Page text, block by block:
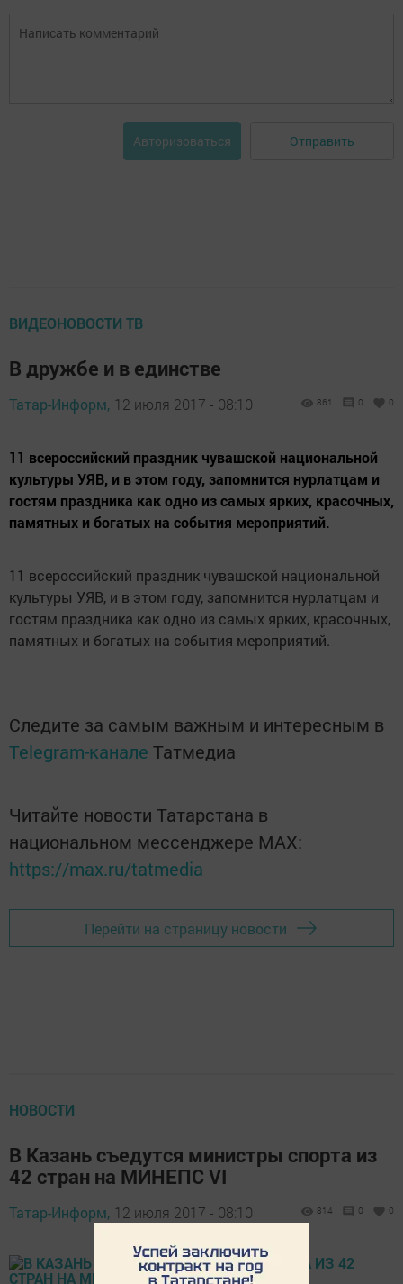
Авторизоваться Отправить
ВИДЕОНОВОСТИ ТВ
В дружбе и в единстве
Татар-Информ, 12 июля 2017 - 08:10 861 0 0
11 всероссийский праздник чувашской национальной
культуры УЯВ, и в этом году, запомнится нурлатцам и
гостям праздника как одно из самых ярких, красочных,
памятных и богатых на события мероприятий.
11 всероссийский праздник чувашской национальной
культуры УЯВ, и в этом году, запомнится нурлатцам и
гостям праздника как одно из самых ярких, красочных,
памятных и богатых на события мероприятий.
Следите за самым важным и интересным в
Telegram-канале Татмедиа
Читайте новости Татарстана в
национальном мессенджере MАХ:
https://max.ru/tatmedia
Перейти на страницу новости
НОВОСТИ
В Казань съедутся министры спорта из
42 стран на МИНЕПС VI
Татар-Информ, 12 июля 2017 - 08:10 814 0 0